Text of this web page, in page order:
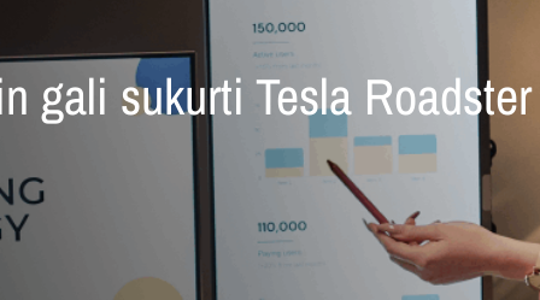
gali sukurti Tesla